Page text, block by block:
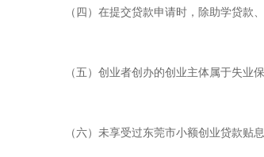
（四）在提交贷款申请时，除助学贷款
（五）创业者创办的创业主体属于失业
（六）未享受过东莞市小额创业贷款贴息